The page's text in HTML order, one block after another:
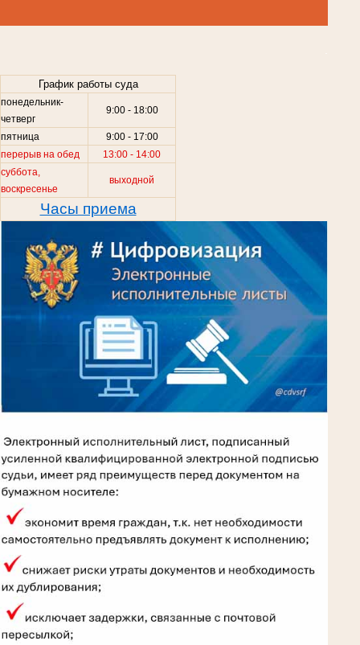
График работы суда
понедельник-
четверг
9:00 - 18:00
пятница
9:00 - 17:00
перерыв на обед
13:00 - 14:00
суббота,
воскресенье
выходной
Часы приема